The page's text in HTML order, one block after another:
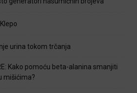
urina tokom trčanja
Kako pomoću beta-alanina smanjiti
mišićima?